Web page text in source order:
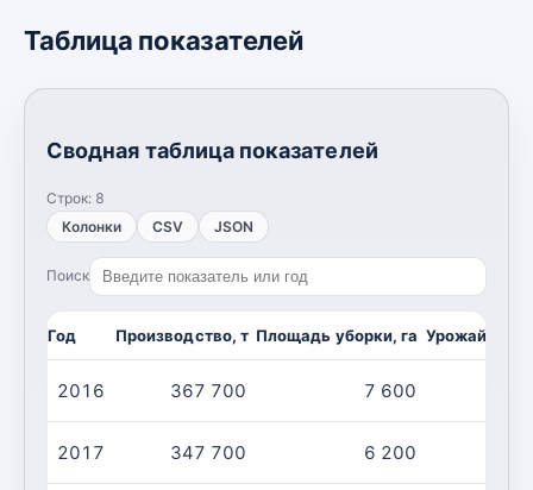
Таблица показателей
Сводная таблица показателей
Строк: 8
Колонки
CSV JSON
Поиск
Год Производство, т Площадь уборки, га
2016 367 700 7 600
2017 347 700 6 200